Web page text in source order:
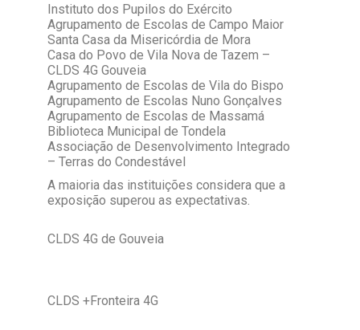
Instituto dos Pupilos do Exército
Agrupamento de Escolas de Campo Maior
Santa Casa da Misericórdia de Mora
Casa do Povo de Vila Nova de Tazem –
CLDS 4G Gouveia
Agrupamento de Escolas de Vila do Bispo
Agrupamento de Escolas Nuno Gonçalves
Agrupamento de Escolas de Massamá
Biblioteca Municipal de Tondela
Associação de Desenvolvimento Integrado
– Terras do Condestável
A maioria das instituições considera que a
exposição superou as expectativas.
CLDS 4G de Gouveia
CLDS +Fronteira 4G